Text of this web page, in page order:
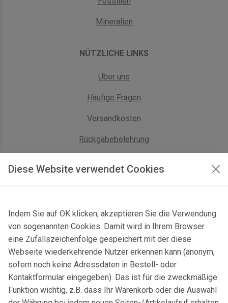
Diese Website verwendet Cookies
Indem Sie auf OK klicken, akzeptieren Sie die Verwendung
von sogenannten Cookies. Damit wird in Ihrem Browser
eine Zufallszeichenfolge gespeichert mit der diese
Webseite wiederkehrende Nutzer erkennen kann (anonym,
sofern noch keine Adressdaten in Bestell- oder
Kontaktformular eingegeben). Das ist für die zweckmäßige
Funktion wichtig, z.B. dass Ihr Warenkorb oder die Auswahl
Mineralien
NÜTZLICHE LINKS
Über uns
Häufige Fragen
Versandkosten
Rückgabebelehrung
Kontaktformular & Anfahrt
Gersbach 10, 74589 Satteldorf, Deutschland
mail@topgeo.com
+49 7950 1345